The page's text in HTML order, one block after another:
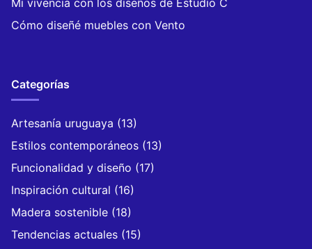
Cómo diseñé muebles con Vento
Categorías
Artesanía uruguaya (13)
Estilos contemporáneos (13)
Funcionalidad y diseño (17)
Inspiración cultural (16)
Madera sostenible (18)
Tendencias actuales (15)